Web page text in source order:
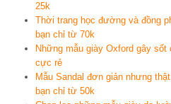
25k
Thời trang học đường và đồng
bạn chỉ từ 70k
Những mẫu giày Oxford gây
cực rẻ
Mẫu Sandal đơn giản nhưng
bạn chỉ từ 50k